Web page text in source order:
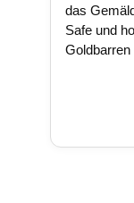
das
Safe und
Goldbarren